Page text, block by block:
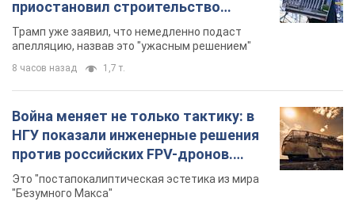
приостановил строительство
бального зала стоимостью 400 млн
долларов
Трамп уже заявил, что немедленно подаст
апелляцию, назвав это "ужасным решением"
8 часов назад 1,7 т.
Война меняет не только тактику: в
НГУ показали инженерные решения
против российских FPV-дронов.
Фото
Это "постапокалиптическая эстетика из мира
"Безумного Макса"